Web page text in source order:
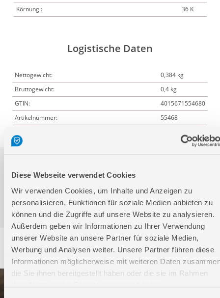
Diese Webseite verwendet Cookies
Wir verwenden Cookies, um Inhalte und Anzeigen zu
personalisieren, Funktionen für soziale Medien anbieten zu
können und die Zugriffe auf unsere Website zu analysieren.
Außerdem geben wir Informationen zu Ihrer Verwendung
unserer Website an unsere Partner für soziale Medien,
Werbung und Analysen weiter. Unsere Partner führen diese
Informationen möglicherweise mit weiteren Daten
die Sie ihnen bereitgestellt haben oder die sie im Rahmen
Körnung :
36 K
Logistische Daten
Nettogewicht:
0,384 kg
Bruttogewicht:
0,4 kg
GTIN:
4015671554680
Artikelnummer:
55468
Downloads
Produktinformation
Service